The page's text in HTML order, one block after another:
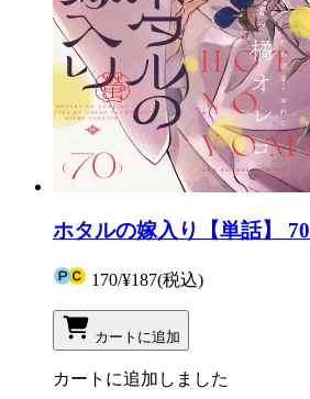
ホタルの嫁入り【単話】 70
170/¥187(税込)
カートに追加
カートに追加しました